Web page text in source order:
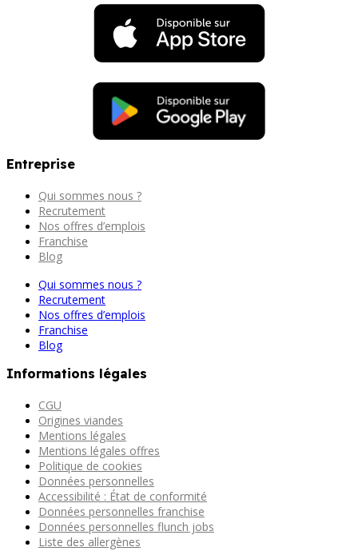
Entreprise
Qui sommes nous ?
Recrutement
Nos offres d’emplois
Franchise
Blog
Qui sommes nous ?
Recrutement
Nos offres d’emplois
Franchise
Blog
Informations légales
CGU
Origines viandes
Mentions légales
Mentions légales offres
Politique de cookies
Données personnelles
Accessibilité : État de conformité
Données personnelles franchise
Données personnelles flunch jobs
Liste des allergènes